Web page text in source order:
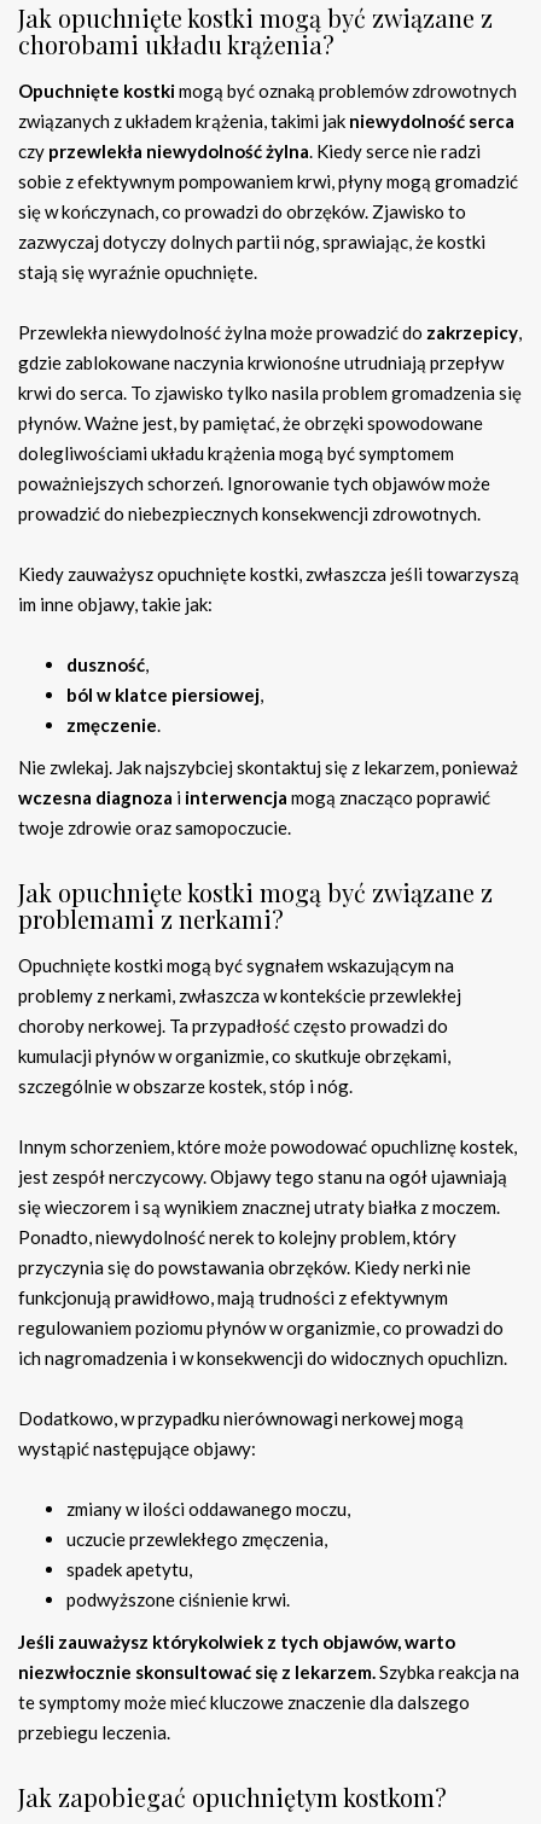
Jak opuchnięte kostki mogą być związane z
chorobami układu krążenia?
Opuchnięte kostkimogą być oznaką problemów zdrowotnych
związanych z układem krążenia, takimi jak niewydolność serca
czy przewlekła niewydolność żylna. Kiedy serce nie radzi
sobie z efektywnym pompowaniem krwi, płyny mogą gromadzić
się w kończynach, co prowadzi do obrzęków. Zjawisko to
zazwyczaj dotyczy dolnych partii nóg, sprawiając, że kostki
stają się wyraźnie opuchnięte.
Przewlekła niewydolność żylna może prowadzić do zakrzepicy,
gdzie zablokowane naczynia krwionośne utrudniają przepływ
krwi do serca. To zjawisko tylko nasila problem gromadzenia się
płynów. Ważne jest, by pamiętać, że obrzęki spowodowane
dolegliwościami układu krążenia mogą być symptomem
poważniejszych schorzeń. Ignorowanie tych objawów może
prowadzić do niebezpiecznych konsekwencji zdrowotnych.
Kiedy zauważysz opuchnięte kostki, zwłaszcza jeśli towarzyszą
im inne objawy, takie jak:
duszność,
ból w klatce piersiowej,
zmęczenie.
Nie zwlekaj. Jak najszybciej skontaktuj się z lekarzem, ponieważ
wczesna diagnoza i interwencja mogą znacząco poprawić
twoje zdrowie oraz samopoczucie.
Jak opuchnięte kostki mogą być związane z
problemami z nerkami?
Opuchnięte kostki mogą być sygnałem wskazującym na
problemy z nerkami, zwłaszcza w kontekście przewlekłej
choroby nerkowej. Ta przypadłość często prowadzi do
kumulacji płynów w organizmie, co skutkuje obrzękami,
szczególnie w obszarze kostek, stóp i nóg.
Innym schorzeniem, które może powodować opuchliznę kostek,
jest zespół nerczycowy. Objawy tego stanu na ogół ujawniają
się wieczorem i są wynikiem znacznej utraty białka z moczem.
Ponadto, niewydolność nerek to kolejny problem, który
przyczynia się do powstawania obrzęków. Kiedy nerki nie
funkcjonują prawidłowo, mają trudności z efektywnym
regulowaniem poziomu płynów w organizmie, co prowadzi do
ich nagromadzenia i w konsekwencji do widocznych opuchlizn.
Dodatkowo, w przypadku nierównowagi nerkowej mogą
wystąpić następujące objawy:
zmiany w ilości oddawanego moczu,
uczucie przewlekłego zmęczenia,
spadek apetytu,
podwyższone ciśnienie krwi.
Jeśli zauważysz którykolwiek z tych objawów, warto
niezwłocznie skonsultować się z lekarzem.Szybka reakcja na
te symptomy może mieć kluczowe znaczenie dla dalszego
przebiegu leczenia.
Jak zapobiegać opuchniętym kostkom?